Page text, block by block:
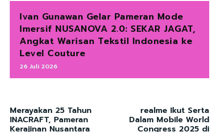
Ivan Gunawan Gelar Pameran Mode
Imersif NUSANOVA 2.0: SEKAR JAGAT,
Angkat Warisan Tekstil Indonesia ke
Level Couture
26 Juli 2026
Merayakan 25 Tahun
INACRAFT, Pameran
Kerajinan Nusantara
realme Ikut Serta
Dalam Mobile World
Congress 2025 di